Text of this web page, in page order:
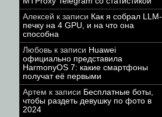
Алексей к записи Как я собрал LLM-
печку на 4 GPU, и на что она
способна
Любовь к записи Huawei
официально представила
HarmonyOS 7: какие смартфоны
получат её первыми
Артем к записи Бесплатные боты,
чтобы раздеть девушку по фото в
2024